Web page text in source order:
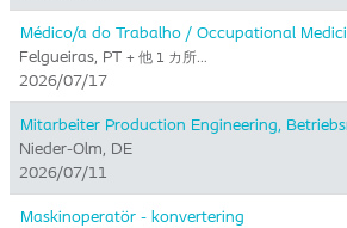
Médico/a do Trabalho / Occupational
Felgueiras, PT + 他 1 カ所…
2026/07/17
Mitarbeiter Production Engineering,
Nieder-Olm, DE
2026/07/11
Maskinoperatör - konvertering